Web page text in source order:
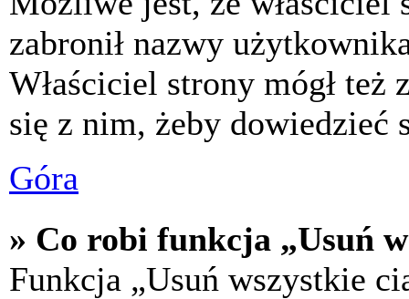
zabronił nazwy
Właściciel strony mógł
się z nim, żeby dowiedzieć
Góra
» Co robi funkcja „Usuń
Funkcja „Usuń wszystkie